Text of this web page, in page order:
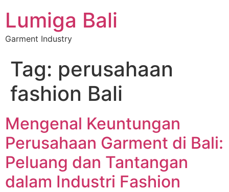
Lumiga Bali
Garment Industry
Tag: perusahaan
fashion Bali
Mengenal Keuntungan
Perusahaan Garment di Bali:
Peluang dan Tantangan
dalam Industri Fashion